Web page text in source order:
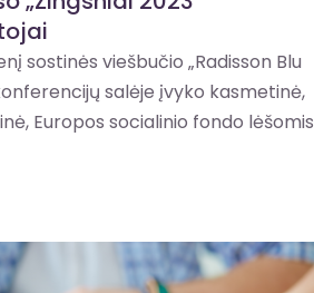
sostinės viešbučio „Radisson Blu
salėje įvyko kasmetinė,
Europos socialinio fondo lėšomis